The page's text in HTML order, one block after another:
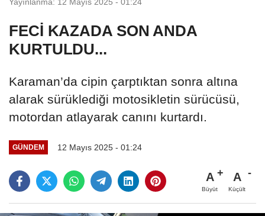
FECİ KAZADA SON ANDA
KURTULDU...
Karaman’da cipin çarptıktan sonra altına
alarak sürüklediği motosikletin sürücüsü,
motordan atlayarak canını kurtardı.
GÜNDEM 12 Mayıs 2025 - 01:24
A
Büyüt
A
Küçült